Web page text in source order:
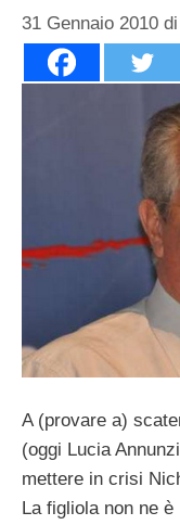
31 Gennaio 2010 di
A (provare a)
(oggi Lucia
mettere in crisi
La figliola non ne